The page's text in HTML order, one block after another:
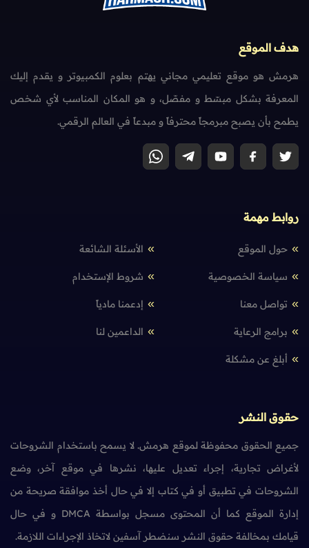
هدف الموقع
هرمش هو موقع تعليمي مجاني يهتم بعلوم الكمبيوتر و يقدم إليك
المعرفة بشكل مبسّط و مفصّل، و هو المكان المناسب لأي شخص
يطمح بأن يصبح مبرمجاً محترفاً و مبدعاً في العالم الرقمي.
روابط مهمة
حول الموقع الأسئلة الشائعة
سياسة الخصوصية شروط الإستخدام
تواصل معنا إدعمنا مادياً
برامج الرعاية الداعمين لنا
أبلغ عن مشكلة
حقوق النشر
جميع الحقوق محفوظة لموقع هرمش. لا يسمح باستخدام الشروحات
لأغراض تجارية، إجراء تعديل عليها، نشرها في موقع آخر، وضع
الشروحات في تطبيق أو في كتاب إلا في حال أخذ موافقة صريحة من
إدارة الموقع كما أن المحتوى مسجل بواسطة DMCA و في حال
قيامك بمخالفة حقوق النشر سنضطر آسفين لاتخاذ الإجراءات اللازمة.